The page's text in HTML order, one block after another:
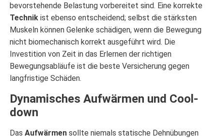
bevorstehende Belastung vorbereitet sind. Eine korrekte
Technik ist ebenso entscheidend; selbst die stärksten
Muskeln können Gelenke schädigen, wenn die Bewegung
nicht biomechanisch korrekt ausgeführt wird. Die
Investition von Zeit in das Erlernen der richtigen
Bewegungsabläufe ist die beste Versicherung gegen
langfristige Schäden.
Dynamisches Aufwärmen und Cool-
down
Das Aufwärmen sollte niemals statische Dehnübungen